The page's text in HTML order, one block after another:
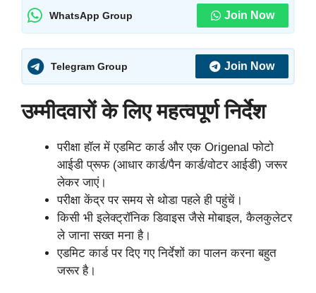
WhatsApp Group Join Now
Telegram Group Join Now
उम्मीदवारों के लिए महत्वपूर्ण निर्देश
परीक्षा हॉल में एडमिट कार्ड और एक Origenal फोटो
आईडी प्रूफ (आधार कार्ड/पैन कार्ड/वोटर आईडी) जरूर
लेकर जाएं।
परीक्षा केंद्र पर समय से थोडा पहले ही पहुंचें।
किसी भी इलेक्ट्रॉनिक डिवाइस जैसे मोबाइल, कैलकुलेटर
ले जाना सख्त मना है।
एडमिट कार्ड पर दिए गए निर्देशों का पालन करना बहुत
जरूर है।